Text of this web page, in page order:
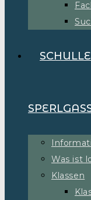
Was ist
Klassen